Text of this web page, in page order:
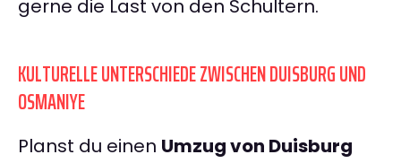
gerne die Last von den Schultern.
KULTURELLE UNTERSCHIEDE ZWISCHEN DUISBURG UND
OSMANIYE
Planst du einen Umzug von Duisburg